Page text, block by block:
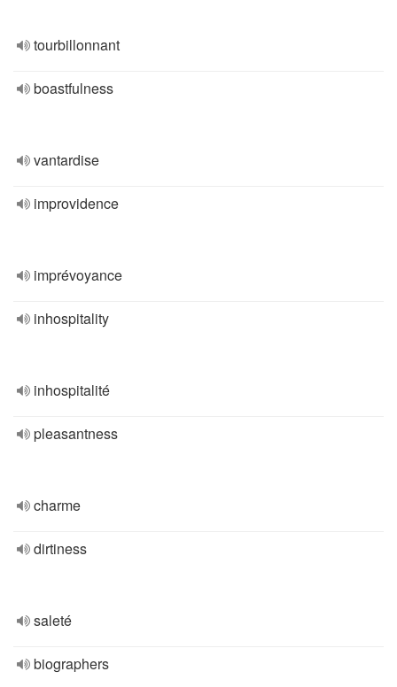
tourbillonnant
boastfulness
vantardise
improvidence
imprévoyance
inhospitality
inhospitalité
pleasantness
charme
dirtiness
saleté
biographers